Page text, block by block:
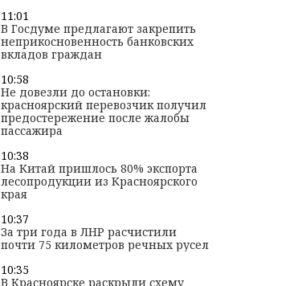
11:01
В Госдуме предлагают закрепить
неприкосновенность банковских
вкладов граждан
10:58
Не довезли до остановки:
красноярский перевозчик получил
предостережение после жалобы
пассажира
10:38
На Китай пришлось 80% экспорта
лесопродукции из Красноярского
края
10:37
За три года в ЛНР расчистили
почти 75 километров речных русел
10:35
В Красноярске раскрыли схему